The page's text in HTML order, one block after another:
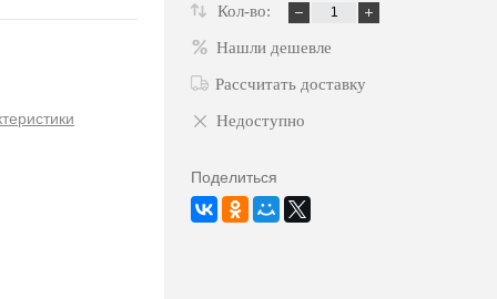
Кол-во:
Нашли дешевле
Рассчитать доставку
Недоступно
Поделиться